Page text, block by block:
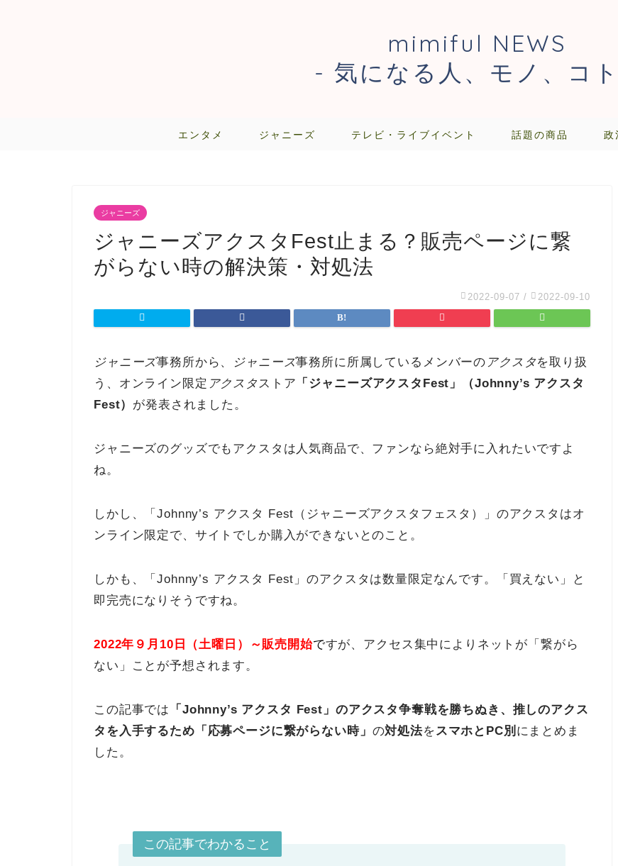
mimiful NEWS
- 気になる人、モノ、コ
エンタメ ジャニーズ テレビ・ライブイベント 話題の商品 政
ジャニーズ
ジャニーズアクスタFest止まる？販売ページに繋
がらない時の解決策・対処法
2022-09-07 / 2022-09-10
ジャニーズ事務所から、 ジャニーズ事務所に所属しているメンバーの アクスタを取り扱
う、オンライン限定 アクスタストア 「ジャニーズアクスタFest」（Johnny’s アクスタ
Fest） が発表されました。
ジャニーズのグッズでもアクスタは人気商品で、ファンなら絶対手に入れたいですよ
ね。
しかし、「Johnny’s アクスタ Fest（ジャニーズアクスタフェスタ）」のアクスタはオ
ンライン限定で、サイトでしか購入ができないとのこと。
しかも、「Johnny’s アクスタ Fest」のアクスタは数量限定なんです。「買えない」と
即完売になりそうですね。
2022年９月10日（土曜日）～販売開始ですが、アクセス集中によりネットが「繋がら
ない」ことが予想されます。
この記事では
「Johnny’s アクスタ Fest」のアクスタ争奪戦を勝ちぬき、推しのアクス
タを入手するため 「応募ページに繋がらない時」 の対処法をスマホとPC別 にまとめま
した。
この記事でわかること